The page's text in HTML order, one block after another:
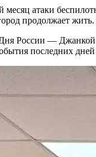
атаки
продолжает
России — Джанкой
последних